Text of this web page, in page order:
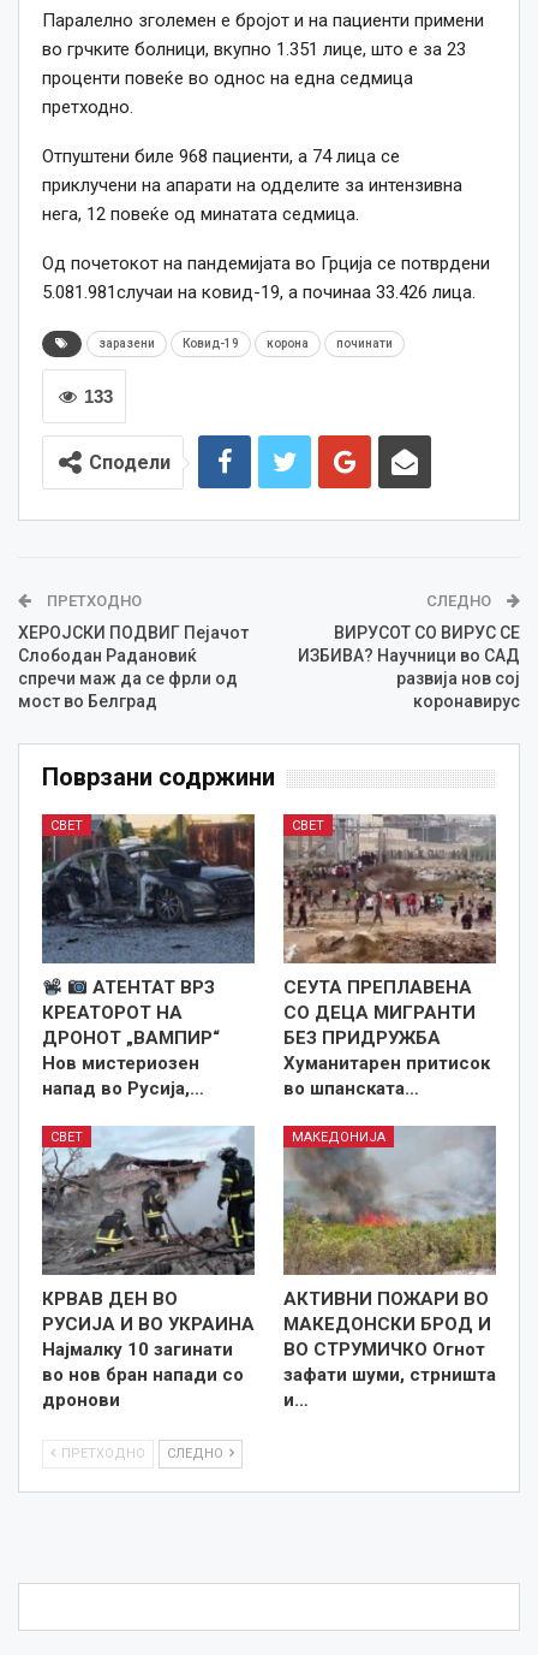
Паралелно зголемен е бројот и на пациенти примени
во грчките болници, вкупно 1.351 лице, што е за 23
проценти повеќе во однос на една седмица
претходно.
Отпуштени биле 968 пациенти, а 74 лица се
приклучени на апарати на одделите за интензивна
нега, 12 повеќе од минатата седмица.
Од почетокот на пандемијата во Грција се потврдени
5.081.981случаи на ковид-19, а починаа 33.426 лица.
заразени Ковид-19 корона починати
133
Сподели
ПРЕТХОДНО
ХЕРОЈСКИ ПОДВИГ Пејачот
Слободан Радановиќ
спречи маж да се фрли од
мост во Белград
СЛЕДНО
ВИРУСОТ СО ВИРУС СЕ
ИЗБИВА? Научници во САД
развија нов сој
коронавирус
Поврзани содржини
СВЕТ
АТЕНТАТ ВРЗ
КРЕАТОРОТ НА
ДРОНОТ „ВАМПИР“
Нов мистериозен
напад во Русија,…
СВЕТ
СЕУТА ПРЕПЛАВЕНА
СО ДЕЦА МИГРАНТИ
БЕЗ ПРИДРУЖБА
Хуманитарен притисок
во шпанската…
СВЕТ
КРВАВ ДЕН ВО
РУСИЈА И ВО УКРАИНА
Најмалку 10 загинати
во нов бран напади со
дронови
МАКЕДОНИЈА
АКТИВНИ ПОЖАРИ ВО
МАКЕДОНСКИ БРОД И
ВО СТРУМИЧКО Огнот
зафати шуми, стрништа
и…
ПРЕТХОДНО СЛЕДНО